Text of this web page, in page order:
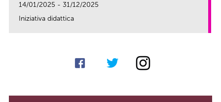
14/01/2025 - 31/12/2025
Iniziativa didattica